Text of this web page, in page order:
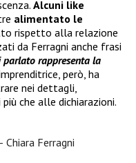
Alcuni like
alimentato le
rispetto alla relazione
da Ferragni anche frasi
rappresenta la
però, ha
nei dettagli,
che alle dichiarazioni.
Ferragni